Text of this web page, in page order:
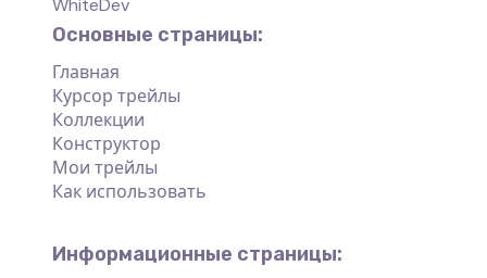
Основные страницы:
Главная
Курсор трейлы
Коллекции
Конструктор
Мои трейлы
Как использовать
Информационные страницы: